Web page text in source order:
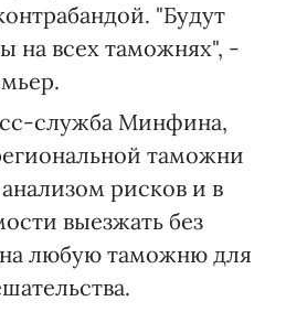
"Будут
на всех таможнях", -
служба Минфина,
таможни
рисков и в
выезжать без
любую таможню для